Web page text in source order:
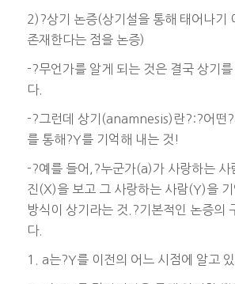
2)?상기 논증(상기설을 통해 태어나기
존재한다는 점을 논증)
-?무언가를 알게 되는 것은 결국 상기
다.
-?그런데 상기(anamnesis)란?:?어떤
를 통해?Y를 기억해 내는 것!
-?예를 들어,?누군가(a)가 사랑하는 사
진(X)을 보고 그 사랑하는 사람(Y)을
방식이 상기라는 것.?기본적인 논증의
다.
1. a는?Y를 이전의 어느 시점에 알고